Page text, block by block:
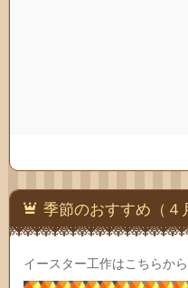
季節のおすすめ（４
イースター工作はこちらか